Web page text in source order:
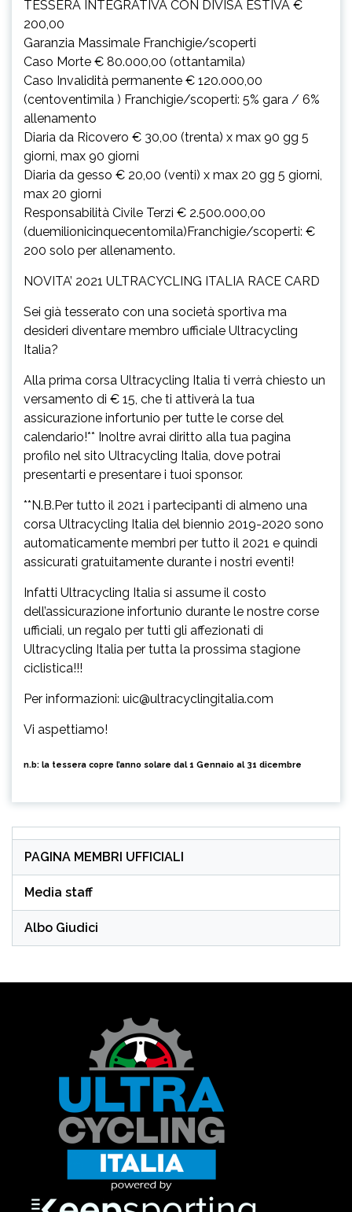
TESSERA INTEGRATIVA CON DIVISA ESTIVA €
200,00
Garanzia Massimale Franchigie/scoperti
Caso Morte € 80.000,00 (ottantamila)
Caso Invalidità permanente € 120.000,00
(centoventimila ) Franchigie/scoperti: 5% gara / 6%
allenamento
Diaria da Ricovero € 30,00 (trenta) x max 90 gg 5
giorni, max 90 giorni
Diaria da gesso € 20,00 (venti) x max 20 gg 5 giorni,
max 20 giorni
Responsabilità Civile Terzi € 2.500.000,00
(duemilionicinquecentomila)Franchigie/scoperti: €
200 solo per allenamento.
NOVITA’ 2021 ULTRACYCLING ITALIA RACE CARD
Sei già tesserato con una società sportiva ma
desideri diventare membro ufficiale Ultracycling
Italia?
Alla prima corsa Ultracycling Italia ti verrà chiesto un
versamento di € 15, che ti attiverà la tua
assicurazione infortunio per tutte le corse del
calendario!** Inoltre avrai diritto alla tua pagina
profilo nel sito Ultracycling Italia, dove potrai
presentarti e presentare i tuoi sponsor.
**N.B.Per tutto il 2021 i partecipanti di almeno una
corsa Ultracycling Italia del biennio 2019-2020 sono
automaticamente membri per tutto il 2021 e quindi
assicurati gratuitamente durante i nostri eventi!
Infatti Ultracycling Italia si assume il costo
dell’assicurazione infortunio durante le nostre corse
ufficiali, un regalo per tutti gli affezionati di
Ultracycling Italia per tutta la prossima stagione
ciclistica!!!
Per informazioni: uic@ultracyclingitalia.com
Vi aspettiamo!
n.b: la tessera copre l’anno solare dal 1 Gennaio al 31 dicembre
PAGINA MEMBRI UFFICIALI
Media staff
Albo Giudici